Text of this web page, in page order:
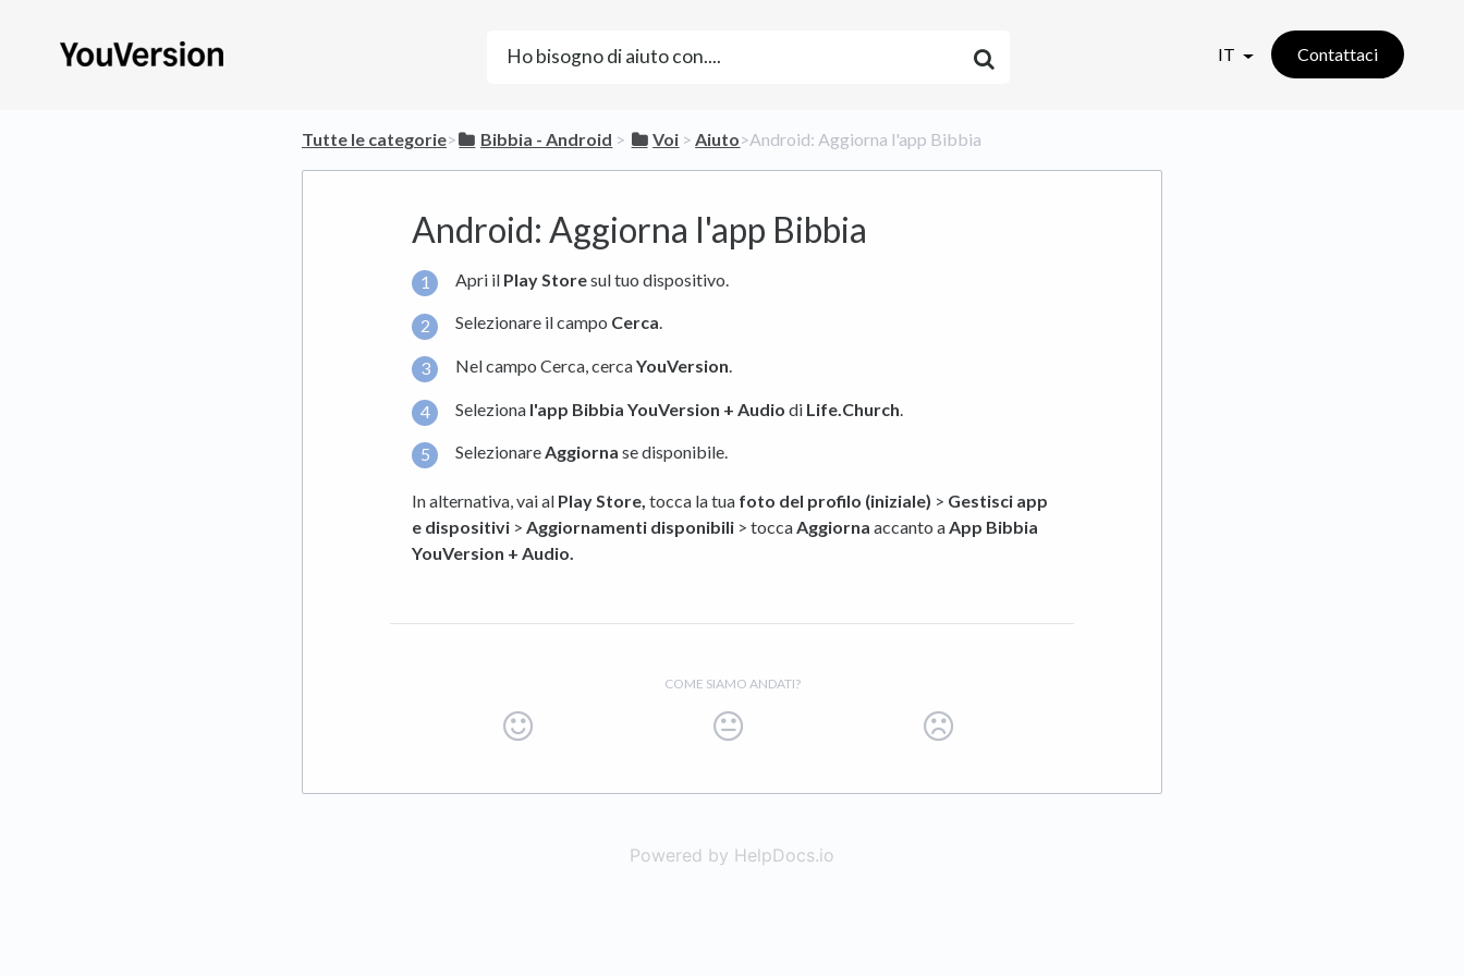
IT Contattaci
Tutte le categorie​>​ ​Bibbia - Android ​ > ​ ​Voi ​ > ​​Aiuto​>​ Android: Aggiorna l'app Bibbia
Android: Aggiorna l'app Bibbia
Apri il Play Storesul tuo dispositivo.
Selezionare il campo Cerca.
Nel campo Cerca, cercaYouVersion.
Seleziona l'app Bibbia YouVersion + Audio di Life.Church
SelezionareAggiorna se disponibile.
In alternativa, vai al Play Store, tocca la tua foto del profilo (iniziale) > Gestisci app
e dispositivi > Aggiornamenti disponibili > toccaAggiorna accanto aApp Bibbia
YouVersion + Audio.
COME SIAMO ANDATI?
Powered by HelpDocs.io